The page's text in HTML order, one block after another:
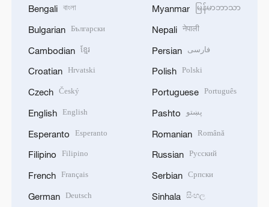
Bengali বাংলা
Bulgarian Български
Cambodian ខ្មែរ
Croatian Hrvatski
Czech Český
English English
Esperanto Esperanto
Filipino Filipino
French Français
German Deutsch
Myanmar မြန်မာဘာသာ
Nepali नेपाली
Persian فارسی
Polish Polski
Portuguese Português
Pashto پښتو
Romanian Română
Russian Русский
Serbian Српски
Sinhala සිංහල